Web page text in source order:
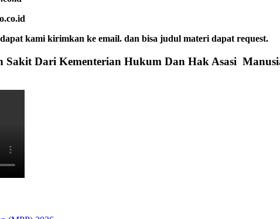
kami kirimkan ke email. dan bisa judul materi dapat request.
Sakit Dari Kementerian Hukum Dan Hak Asasi